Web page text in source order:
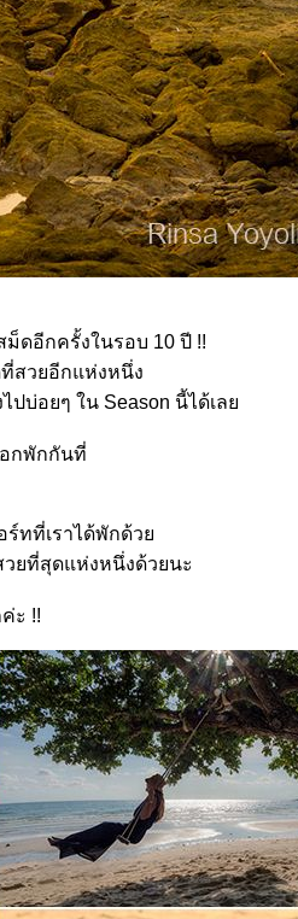
ม็ดอีกครั้งในรอบ 10 ปี !!
สวยอีกแห่งหนึ่ง
ปบ่อยๆ ใน Season นี้ได้เล
อกพักกันที่
ร์ทที่เราได้พักด้ว
ยที่สุดแห่งหนึ่งด้วยนะ
ะ !!